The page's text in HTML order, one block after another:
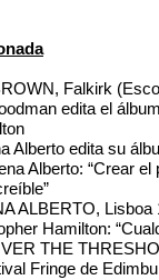
Falkirk
edita el
Alberto edita su
Alberto: “Crear
ALBERTO, Lisboa
Hamilton:
THE
Fringe de